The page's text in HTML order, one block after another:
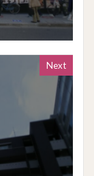
Next